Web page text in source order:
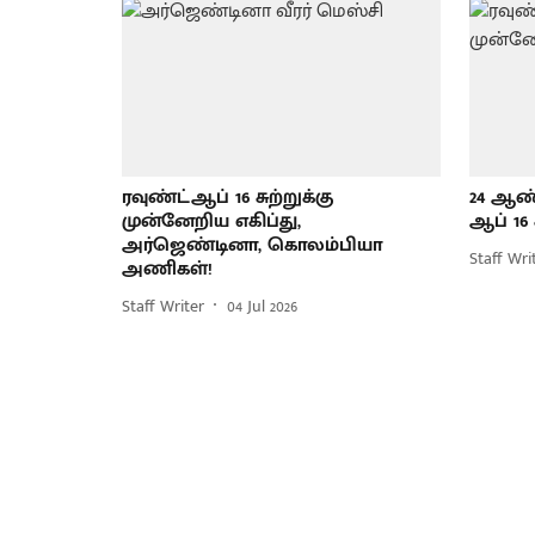
ரவுண்ட்ஆப் 16 சுற்றுக்கு
முன்னேறிய எகிப்து,
அர்ஜெண்டினா, கொலம்பியா
அணிகள்!
Staff Writer 04 Jul 2026
24
ஆப் 16
Staff